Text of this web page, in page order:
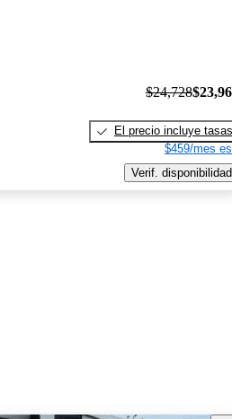
$24,728
El precio incluye tasas
$459/mes
Verif. disponibilidad